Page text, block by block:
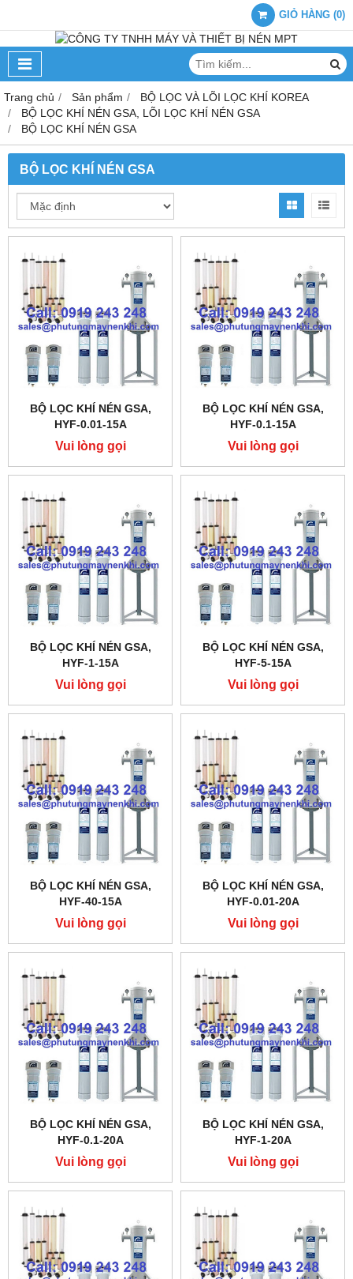
GIỎ HÀNG (0)
Trang chủ Sản phẩm
BỘ LỌC VÀ LÕI LỌC KHÍ KOREA
BỘ LỌC KHÍ NÉN GSA, LÕI LỌC KHÍ NÉN GSA
BỘ LỌC KHÍ NÉN GSA
BỘ LỌC KHÍ NÉN GSA
BỘ LỌC KHÍ NÉN GSA,
HYF-0.01-15A
Vui lòng gọi
BỘ LỌC KHÍ NÉN GSA,
HYF-0.1-15A
Vui lòng gọi
BỘ LỌC KHÍ NÉN GSA,
HYF-1-15A
Vui lòng gọi
BỘ LỌC KHÍ NÉN GSA,
HYF-5-15A
Vui lòng gọi
BỘ LỌC KHÍ NÉN GSA,
HYF-40-15A
Vui lòng gọi
BỘ LỌC KHÍ NÉN GSA,
HYF-0.01-20A
Vui lòng gọi
BỘ LỌC KHÍ NÉN GSA,
HYF-0.1-20A
Vui lòng gọi
BỘ LỌC KHÍ NÉN GSA,
HYF-1-20A
Vui lòng gọi